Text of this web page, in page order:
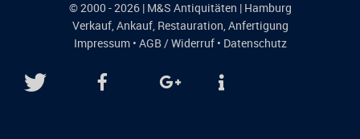
© 2000 - 2026 | M&S Antiquitäten | Hamburg
Verkauf,Ankauf, Restauration,Anfertigung
Impressum• AGB / Widerruf• Datenschutz